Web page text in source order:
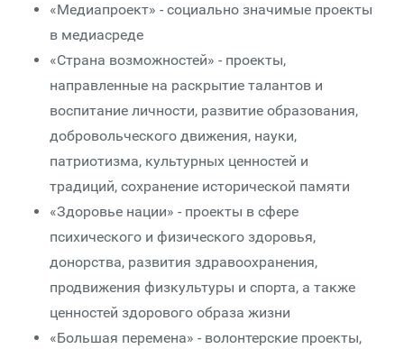
«Медиапроект» - социально значимые проекты
в медиасреде
«Страна возможностей» - проекты,
направленные на раскрытие талантов и
воспитание личности, развитие образования,
добровольческого движения, науки,
патриотизма, культурных ценностей и
традиций, сохранение исторической памяти
«Здоровье нации» - проекты в сфере
психического и физического здоровья,
донорства, развития здравоохранения,
продвижения физкультуры и спорта, а также
ценностей здорового образа жизни
«Большая перемена» - волонтерские проекты,